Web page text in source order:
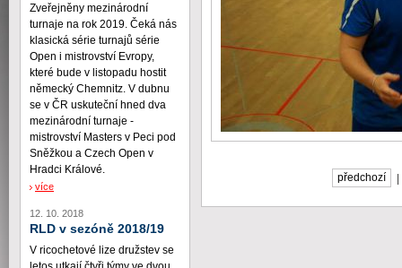
předchozí
Zveřejněny mezinárodní
turnaje na rok 2019. Čeká nás
klasická série turnajů série
Open i mistrovství Evropy,
které bude v listopadu hostit
německý Chemnitz. V dubnu
se v ČR uskuteční hned dva
mezinárodní turnaje -
mistrovství Masters v Peci pod
Sněžkou a Czech Open v
Hradci Králové.
více
12. 10. 2018
RLD v sezóně 2018/19
V ricochetové lize družstev se